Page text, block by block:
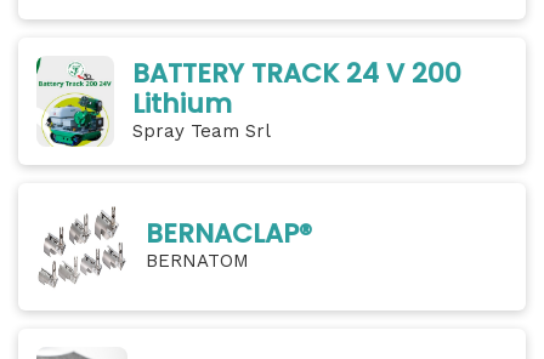
BATTERY TRACK 24 V 200
Lithium
Spray Team Srl
BERNACLAP®
BERNATOM